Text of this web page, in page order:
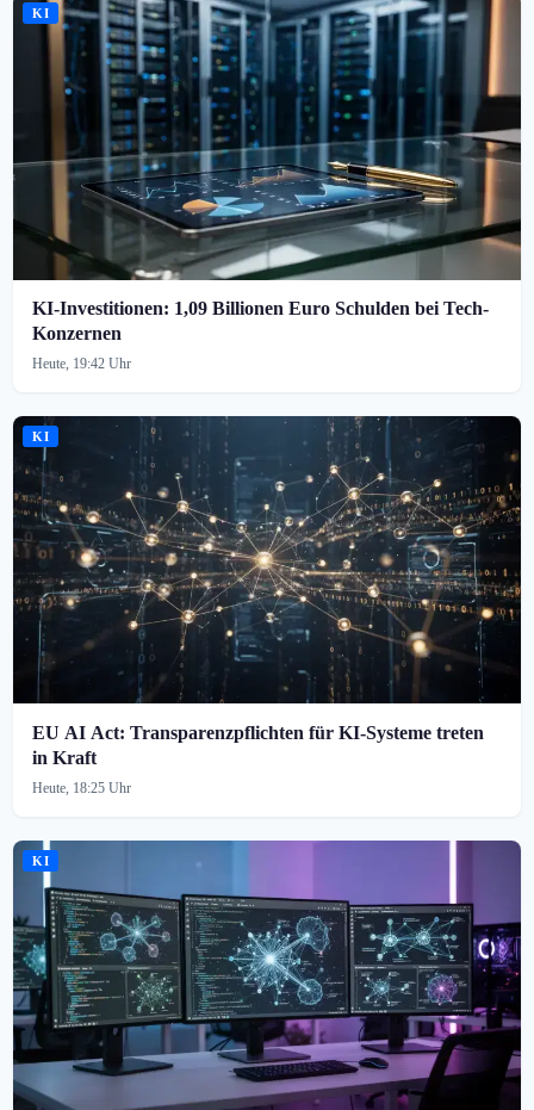
KI
KI-Investitionen: 1,09 Billionen Euro Schulden bei Tech-
Konzernen
Heute, 19:42 Uhr
KI
EU AI Act: Transparenzpflichten für KI-Systeme treten
in Kraft
Heute, 18:25 Uhr
KI